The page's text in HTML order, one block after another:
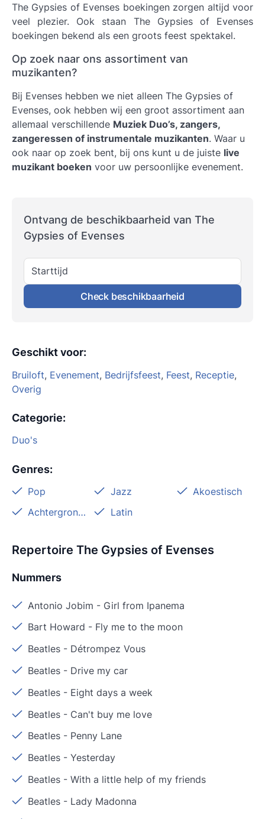
The Gypsies of Evenses boekingen zorgen altijd voor
veel plezier. Ook staan The Gypsies of Evenses
boekingen bekend als een groots feest spektakel.
Op zoek naar ons assortiment van
muzikanten?
Bij Evenses hebben we niet alleen The Gypsies of
Evenses, ook hebben wij een groot assortiment aan
allemaal verschillende Muziek Duo’s, zangers,
zangeressen of instrumentale muzikanten. Waar u
ook naar op zoek bent, bij ons kunt u de juiste live
muzikant boeken voor uw persoonlijke evenement.
Ontvang de beschikbaarheid van The
Gypsies of Evenses
Starttijd
Check beschikbaarheid
Geschikt voor:
Bruiloft, Evenement, Bedrijfsfeest, Feest, Receptie,
Overig
Categorie:
Duo's
Genres:
Pop Jazz
Akoestisch
Achtergrondmuziek
Latin
Repertoire The Gypsies of Evenses
Nummers
Antonio Jobim - Girl from Ipanema
Bart Howard - Fly me to the moon
Beatles - Détrompez Vous
Beatles - Drive my car
Beatles - Eight days a week
Beatles - Can't buy me love
Beatles - Penny Lane
Beatles -Yesterday
Beatles -With a little help of my friends
Beatles - Lady Madonna